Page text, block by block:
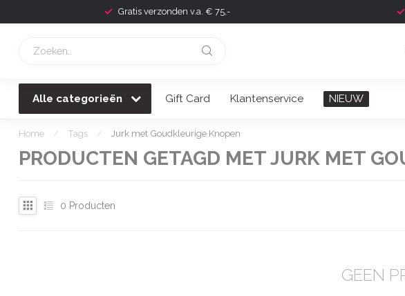
Gratis verzonden v.a. € 75,-
Alle categorieën Gift Card Klantenservice NIEUW
Home / Tags / Jurk met Goudkleurige Knopen
PRODUCTEN GETAGD MET JURK MET
0 Producten
GEEN